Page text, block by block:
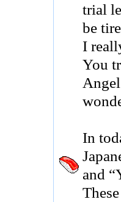
trial
be
I
You
In
and